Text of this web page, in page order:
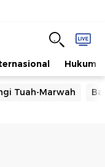
Hukum
Tuah-Marwah